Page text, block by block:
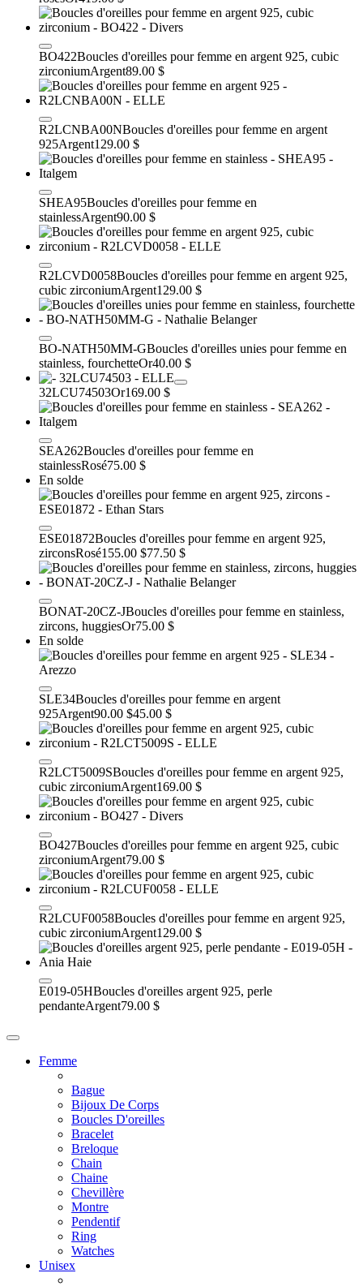
BO422Boucles d'oreilles pour femme en argent 925, cubic
zirconiumArgent89.00 $
R2LCNBA00NBoucles d'oreilles pour femme en argent
925Argent129.00 $
SHEA95Boucles d'oreilles pour femme en
stainlessArgent90.00 $
R2LCVD0058Boucles d'oreilles pour femme en argent 925,
cubic zirconiumArgent129.00 $
BO-NATH50MM-GBoucles d'oreilles unies pour femme en
stainless, fourchetteOr40.00 $
32LCU74503Or169.00 $
SEA262Boucles d'oreilles pour femme en
stainlessRosé75.00 $
En solde
ESE01872Boucles d'oreilles pour femme en argent 925,
zirconsRosé155.00 $77.50 $
BONAT-20CZ-JBoucles d'oreilles pour femme en stainless,
zircons, huggiesOr75.00 $
En solde
SLE34Boucles d'oreilles pour femme en argent
925Argent90.00 $45.00 $
R2LCT5009SBoucles d'oreilles pour femme en argent 925,
cubic zirconiumArgent169.00 $
BO427Boucles d'oreilles pour femme en argent 925, cubic
zirconiumArgent79.00 $
R2LCUF0058Boucles d'oreilles pour femme en argent 925,
cubic zirconiumArgent129.00 $
E019-05HBoucles d'oreilles argent 925, perle
pendanteArgent79.00 $
Femme
Bague
Bijoux De Corps
Boucles D'oreilles
Bracelet
Breloque
Chain
Chaine
Chevillère
Montre
Pendentif
Ring
Watches
Unisex